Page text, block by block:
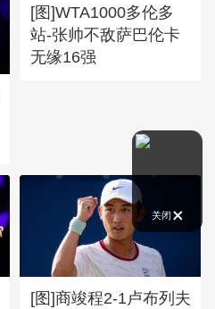
关闭
[图]WTA1000多伦多
站-张帅不敌萨巴伦卡
无缘16强
[图]商竣程2-1卢布列夫